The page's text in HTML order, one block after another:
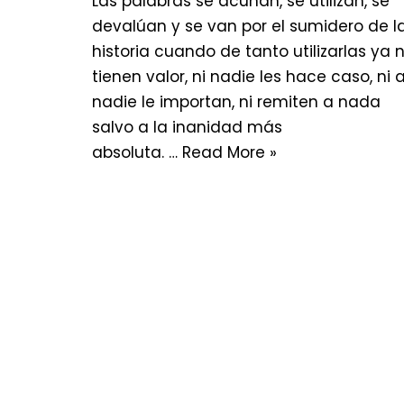
devalúan y se van por el sumidero de
historia cuando de tanto utilizarlas ya
tienen valor, ni nadie les hace caso, ni a
nadie le importan, ni remiten a nada
salvo a la inanidad más
absoluta. … Read More »